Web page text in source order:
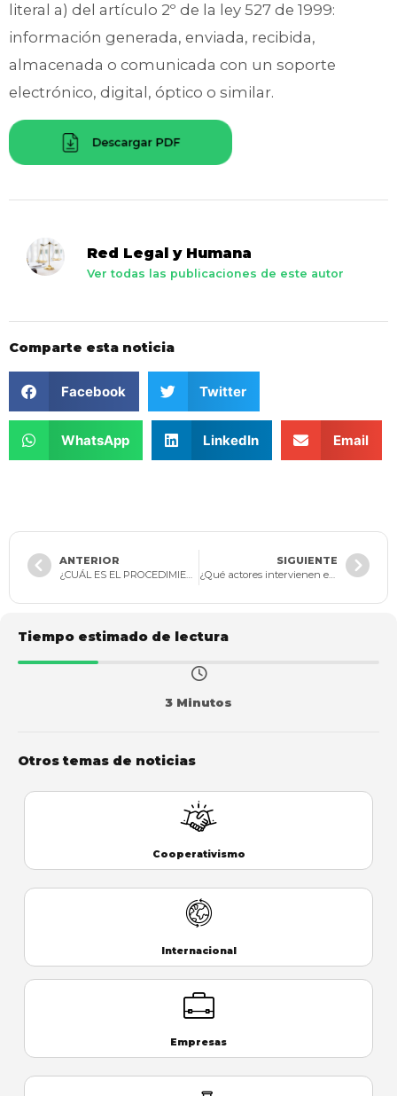
literal a) del artículo 2º de la ley 527 de 1999:
información generada, enviada, recibida,
almacenada o comunicada con un soporte
electrónico, digital, óptico o similar.
Red Legal y Humana
Ver todas las publicaciones de este autor
Comparte esta noticia
Facebook Twitter
WhatsApp LinkedIn Email
ANTERIOR
¿CUÁL ES EL PROCEDIMIENTO ANTE LA PÉRDIDA DE LOS LIBROS DE SOCIOS Y ACCIONISTAS?
SIGUIENTE
¿Qué actores intervienen en el cálculo de la viabilidad económica y financiera de una empresa en reorganización?
Tiempo estimado de lectura
3 Minutos
Otros temas de noticias
Cooperativismo
Internacional
Empresas